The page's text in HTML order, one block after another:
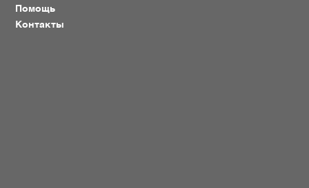
Помощь
Контакты